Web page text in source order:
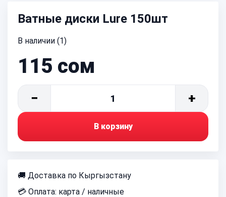
Ватные диски Lure 150шт
В наличии (1)
115 сом
− 1 +
В корзину
🚚 Доставка по Кыргызстану
💳 Оплата: карта / наличные